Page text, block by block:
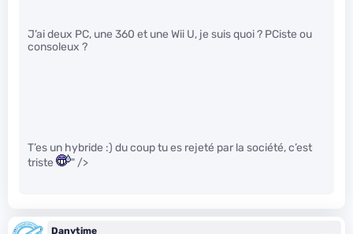
J’ai deux PC, une 360 et une Wii U, je suis quoi ? PCiste ou
consoleux ?
T’es un hybride :) du coup tu es rejeté par la société, c’est
triste
" />
Danytime